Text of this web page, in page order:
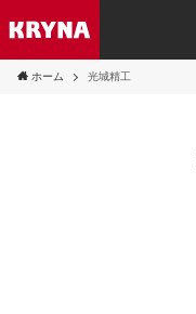
ホーム 光城精工